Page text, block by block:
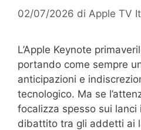
02/07/2026 di Apple TV
L’Apple Keynote
portando come sempre
anticipazioni e
tecnologico. Ma se
focalizza spesso sui lanci
dibattito tra gli addetti ai